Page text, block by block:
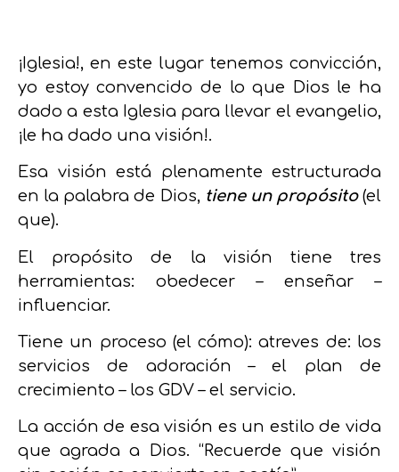
¡Iglesia!, en este lugar tenemos convicción,
yo estoy convencido de lo que Dios le ha
dado a esta Iglesia para llevar el evangelio,
¡le ha dado una visión!.
Esa visión está plenamente estructurada
en la palabra de Dios, tiene un propósito(el
que).
El propósito de la visión tiene tres
herramientas: obedecer – enseñar –
influenciar.
Tiene un proceso (el cómo): atreves de: los
servicios de adoración – el plan de
crecimiento – los GDV – el servicio.
La acción de esa visión es un estilo de vida
que agrada a Dios. “Recuerde que visión